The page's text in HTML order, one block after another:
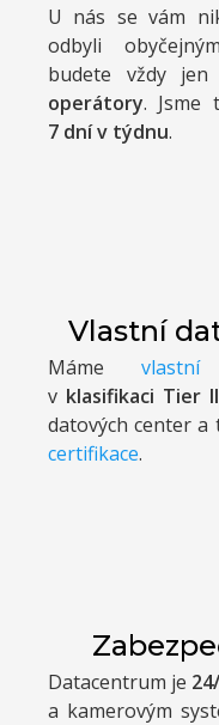
U nás se vám
odbyli
budete vždy
operátory. Jsme
7 dní v týdnu.
Vlastní
Máme
v klasifikaci Tier
datových center
certifikace.
Datacentrum je
a kamerovým